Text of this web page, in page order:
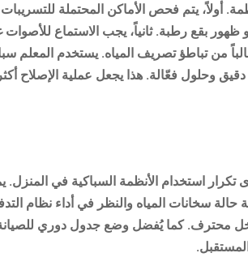
أولاً، يتم فحص الأماكن المحتملة
بقع رطبة. ثانياً، يجب الاستماع
من تباطؤ تصريف المياه. يستخدم
وحلول فعّالة. هذا يجعل عملية الإصلاح أكثر
تكرار استخدام الأنظمة السباكية في
سخانات المياه والنظر في أداء نظام
محترف. كما يُفضل وضع جدول دوري للصيانة